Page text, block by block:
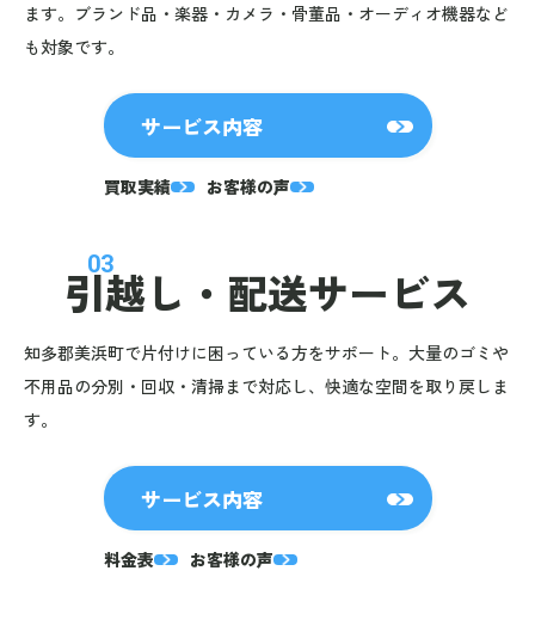
ます。ブランド品・楽器・カメラ・骨董品・オーディオ機器など
も対象です。
サービス内容
買取実績 お客様の声
03
引越し・ 配送サービス
知多郡美浜町で片付けに困っている方をサポート。大量のゴミや
不用品の分別・回収・清掃まで対応し、快適な空間を取り戻しま
す。
サービス内容
料金表 お客様の声